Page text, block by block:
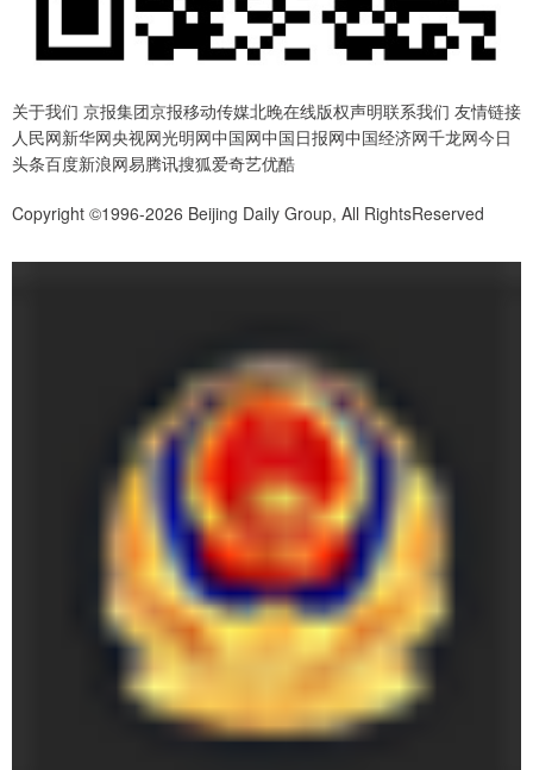
关于我们 京报集团京报移动传媒北晚在线版权声明联系我们 友情链接
人民网新华网央视网光明网中国网中国日报网中国经济网千龙网今日
头条百度新浪网易腾讯搜狐爱奇艺优酷
Copyright ©1996-2026 Beijing Daily Group, All RightsReserved